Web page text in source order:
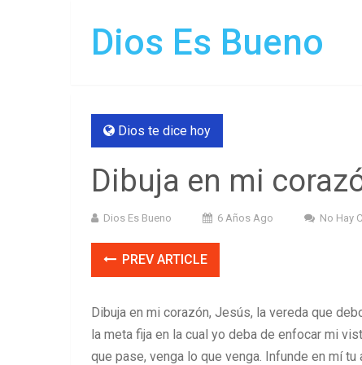
Dios Es Bueno
Dios te dice hoy
Dibuja en mi
Dios Es Bueno 6 Años Ago No Hay
PREV ARTICLE
Dibuja en mi corazón, Jesús, la vereda que
la meta fija en la cual yo deba de enfocar mi
que pase, venga lo que venga. Infunde en mí